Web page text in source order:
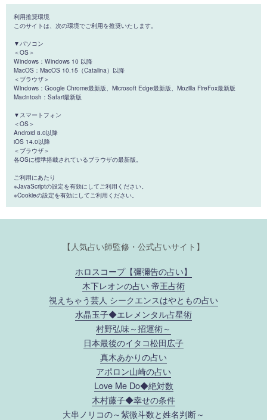
利用推奨環境
このサイトは、次の環境でご利用を推奨いたします。
▼パソコン
＜OS＞
Windows：Windows 10 以降
MacOS：MacOS 10.15（Catalina）以降
＜ブラウザ＞
Windows：Google Chrome最新版、Microsoft Edge最新版、Mozilla FireFox最新版
Macintosh：Safari最新版
▼スマートフォン
＜OS＞
Android 8.0以降
iOS 14.0以降
＜ブラウザ＞
各OSに標準搭載されているブラウザの最新版。
ご利用にあたり
※JavaScriptの設定を有効にしてご利用ください。
※Cookieの設定を有効にしてご利用ください。
【人気占い師監修・公式占いサイト】
ホロスコープ【彌彌告の占い】
木下レオンの占い 帝王占術
視えちゃう芸人 シークエンスはやともの占い
水晶玉子◆エレメンタル占星術
村野弘味～招運術～
日本最後のイタコ松田広子
真木あかりの占い
アポロン山崎の占い
Love Me Do◆絶対数
木村藤子◆幸せの条件
大串ノリコの～紫微斗数と姓名判断～